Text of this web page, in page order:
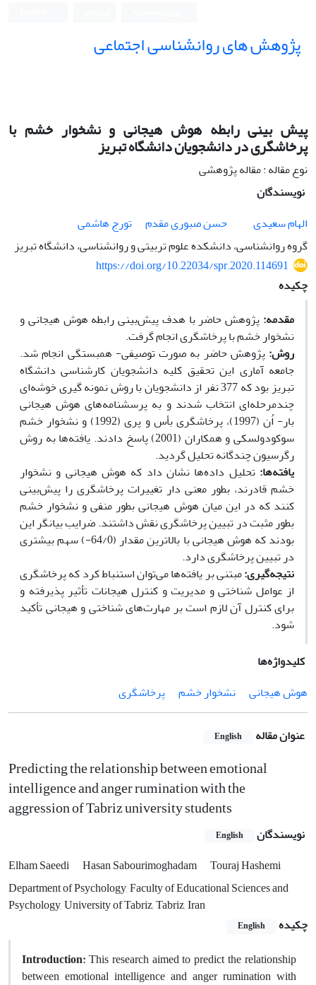
پژوهش های روانشناسی اجتماعی
پیش بینی رابطه هوش هیجانی و نشخوار خشم با
پرخاشگری در دانشجویان دانشگاه تبریز
نوع مقاله : مقاله پژوهشی
نویسندگان
الهام سعیدی
حسن صبوری مقدم
تورج هاشمی
گروه روانشناسی، دانشکده علوم تربیتی و روانشناسی، دانشگاه تبریز
https://doi.org/10.22034/spr.2020.114691
چکیده
مقدمه: پژوهش حاضر با هدف پیش‌بینی رابطه هوش هیجانی و
نشخوار خشم با پرخاشگری انجام گرفت.
روش: پژوهش حاضر به صورت توصیفی- همبستگی انجام شد.
جامعه آماری این تحقیق کلیه دانشجویان کارشناسی دانشگاه
تبریز بود که 377 نفر از دانشجویان با روش نمونه گیری خوشه‌ای
چندمرحله‌ای انتخاب شدند و به پرسشنامه‌های هوش هیجانی
بار- اُن (1997)، پرخاشگری بأس و پری (1992) و نشخوار خشم
سوکودولسکی و همکاران (2001) پاسخ دادند. یافته‌ها به روش
رگرسیون چندگانه تحلیل گردید.
یافته‌ها: تحلیل داده‌ها نشان داد که هوش هیجانی و نشخوار
خشم قادرند، بطور معنی دار تغییرات پرخاشگری را پیش‌بینی
کنند که در این میان هوش هیجانی بطور منفی و نشخوار خشم
بطور مثبت در تبیین پرخاشگری نقش داشتند. ضرایب بیانگر این
بودند که هوش هیجانی با بالاترین مقدار (64/0-) سهم بیشتری
در تبیین پرخاشگری دارد.
نتیجه‌گیری:مبتنی بر یافته‌ها می‌توان استنباط کرد که پرخاشگری
از عوامل شناختی و مدیریت و کنترل هیجانات تأثیر پذیرفته و
برای کنترل آن لازم است بر مهارت‌های شناختی و هیجانی تأکید
شود.
کلیدواژه‌ها
هوش هیجانی
نشخوار خشم پرخاشگری
عنوان مقاله English
Predicting the relationship between emotional
intelligence and anger rumination with the
aggression of Tabriz university students
نویسندگان English
Elham Saeedi Hasan Sabourimoghadam
Touraj Hashemi
Department of Psychology, Faculty of Educational Sciences and
Psychology, University of Tabriz, Tabriz, Iran
چکیده
English
Introduction:This research aimed to predict the relationship
between emotional intelligence and anger rumination with